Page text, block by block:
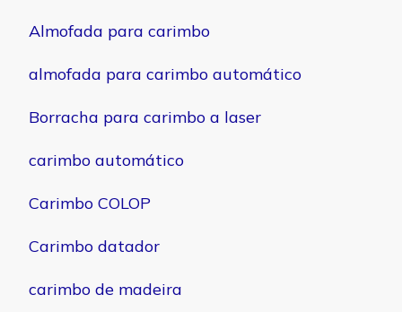
Almofada para carimbo
almofada para carimbo automático
Borracha para carimbo a laser
carimbo automático
Carimbo COLOP
Carimbo datador
carimbo de madeira